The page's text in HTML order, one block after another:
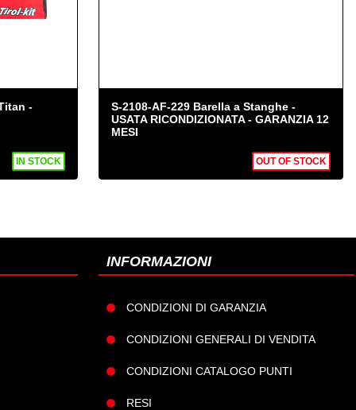
-
IN STOCK
S-2108-AF-229 Barella a Stanghe -
USATA RICONDIZIONATA - GARANZIA 12
MESI
OUT OF STOCK
INFORMAZIONI
CONDIZIONI DI GARANZIA
CONDIZIONI GENERALI DI VENDITA
CONDIZIONI CATALOGO PUNTI
RESI